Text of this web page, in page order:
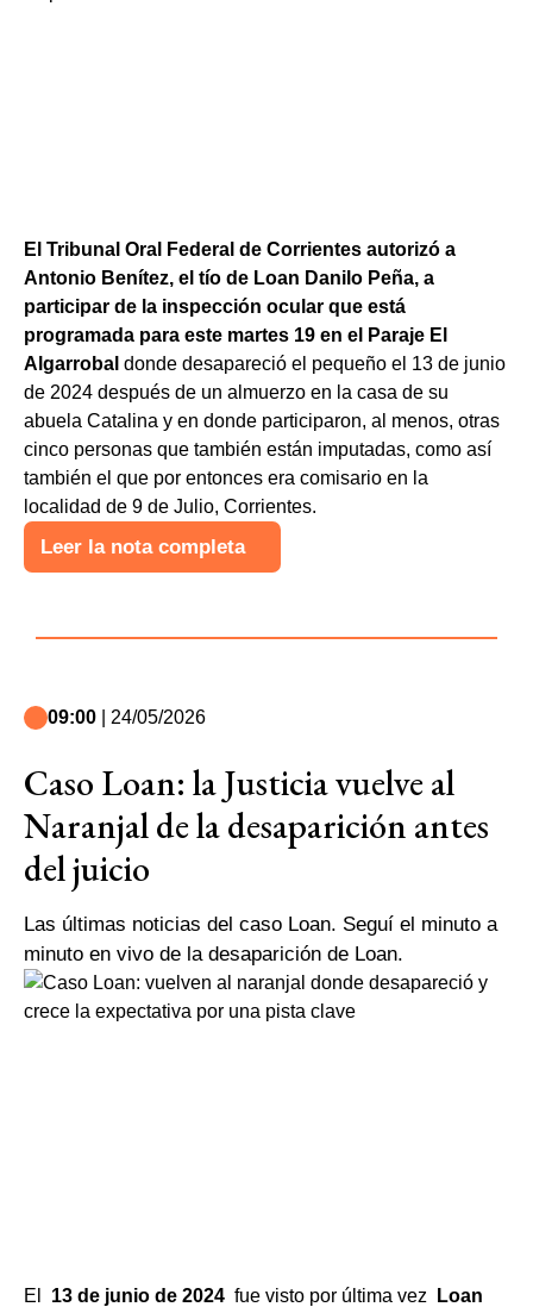
El Tribunal Oral Federal de Corrientes autorizó a
Antonio Benítez, el tío de Loan Danilo Peña, a
participar de la inspección ocular que está
programada para este martes 19 en el Paraje El
Algarrobal donde desapareció el pequeño el 13 de junio
de 2024 después de un almuerzo en la casa de su
abuela Catalina y en donde participaron, al menos, otras
cinco personas que también están imputadas, como así
también el que por entonces era comisario en la
localidad de 9 de Julio, Corrientes.
Leer la nota completa
09:00 | 24/05/2026
Caso Loan: la Justicia vuelve al
Naranjal de la desaparición antes
del juicio
Las últimas noticias del caso Loan. Seguí el minuto a
minuto en vivo de la desaparición de Loan.
El 13 de junio de 2024 fue visto por última vez
Loan